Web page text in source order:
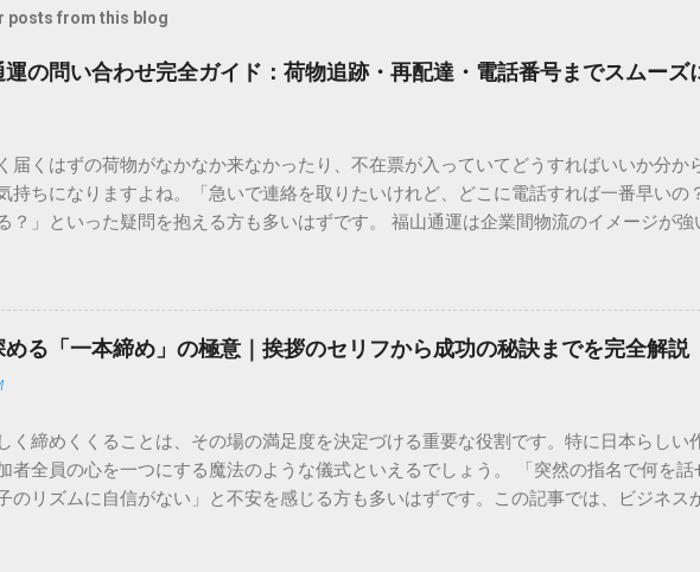
posts from this blog
運の問い合わせ完全ガイド：荷物追跡・再配達・電話番号までスムーズ
届くはずの荷物がなかなか来なかったり、不在票が入っていてどうすればいいか分か
持ちになりますよね。「急いで連絡を取りたいけれど、どこに電話すれば一番早いの
？」といった疑問を抱える方も多いはずです。 福山通運は企業間物流のイメージが強
物の追跡確認から営業所への電話連絡、再配達の依頼手順まで、初めての方でも迷わず
す。 福山通運のサービスの特徴と強み 福山通運は日本全国に広範なネットワークを
や大型の荷物、そして企業間の輸送において圧倒的な実績を誇ります。 個人で利用す
る点として「営業所ごとの対応が非常にきめ細かい」という特徴があります。地域に
ルしているため、現場の状況に合わせた柔軟な相談がしやすいのがメリットです。ま
話をかける前に、まずは「お荷物配達状況照会」を確認するのが最も効率的です。現
、いつ届く予定なのかは、お手元の番号一つで判明します。 伝票番号（お問い合わせ
）の控えに記載されている、数字の並びを確認してください。これが荷物の識別番号に
ス。 メリット : 24時間いつでも自分のペースで確認できるため、電話がつながるのを
める「一本締め」の極意｜挨拶のセリフから成功の秘訣までを完全解説
く締めくくることは、その場の満足度を決定づける重要な役割です。特に日本らしい
者全員の心を一つにする魔法のような儀式といえるでしょう。 「突然の指名で何を話
子のリズムに自信がない」と不安を感じる方も多いはずです。この記事では、ビジネス
ます。 一本締めとは？その本質と効果 一本締めは、単に手を叩いて終わらせる作業で